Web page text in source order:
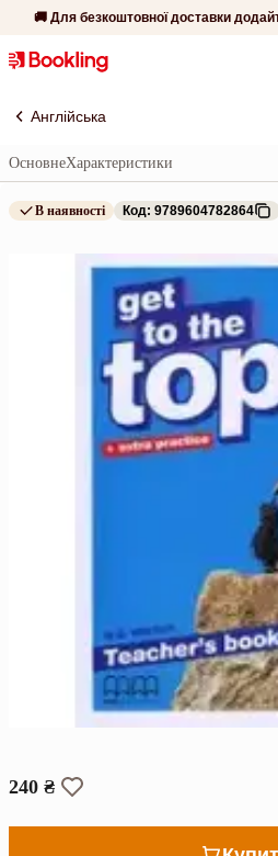
🚚 Для безкоштовної доставки
Англійська
ОсновнеХарактеристики
В наявності Код: 9789604782864
240 ₴